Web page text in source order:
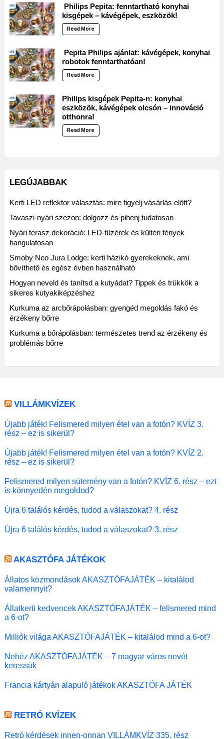
Philips Pepita: fenntartható konyhai
kisgépek – kávégépek, eszközök!
Read More
Pepita Philips ajánlat: kávégépek, konyhai
robotok fenntarthatóan!
Read More
Philips kisgépek Pepita-n: konyhai
eszközök, kávégépek olcsón – innováció
otthonra!
Read More
LEGÚJABBAK
Kerti LED reflektor választás: mire figyelj vásárlás előtt?
Tavaszi-nyári szezon: dolgozz és pihenj tudatosan
Nyári terasz dekoráció: LED-füzérek és kültéri fények
hangulatosan
Smoby Neo Jura Lodge: kerti házikó gyerekeknek, ami
bővíthető és egész évben használható
Hogyan neveld és tanítsd a kutyádat? Tippek és trükkök a
sikeres kutyakiképzéshez
Kurkuma az arcbőrápolásban: gyengéd megoldás fakó és
érzékeny bőrre
Kurkuma a bőrápolásban: természetes trend az érzékeny és
problémás bőrre
VILLÁMKVÍZEK
Újabb játék! Felismered milyen étel van a fotón? KVÍZ 3.
rész – ez is sikerül?
Újabb játék! Felismered milyen étel van a fotón? KVÍZ 2.
rész – ez is sikerül?
Felismered milyen sütemény van a fotón? KVÍZ 6. rész – ezt
is könnyedén megoldod?
Újra 6 találós kérdés, tudod a válaszokat? 4. rész
Újra 6 találós kérdés, tudod a válaszokat? 3. rész
AKASZTÓFA JÁTÉKOK
Állatos közmondások AKASZTÓFAJÁTÉK – kitalálod
valamennyit?
Állatkerti kedvencek AKASZTÓFAJÁTÉK – felismered mind
a 6-ot?
Milliók világa AKASZTÓFAJÁTÉK – kitalálod mind a 6-ot?
Nehéz AKASZTÓFAJÁTÉK – 7 magyar város nevét
keressük
Francia kártyán alapuló játékok AKASZTÓFA JÁTÉK
RETRÓ KVÍZEK
Retró kérdések innen-onnan VILLÁMKVÍZ 335. rész